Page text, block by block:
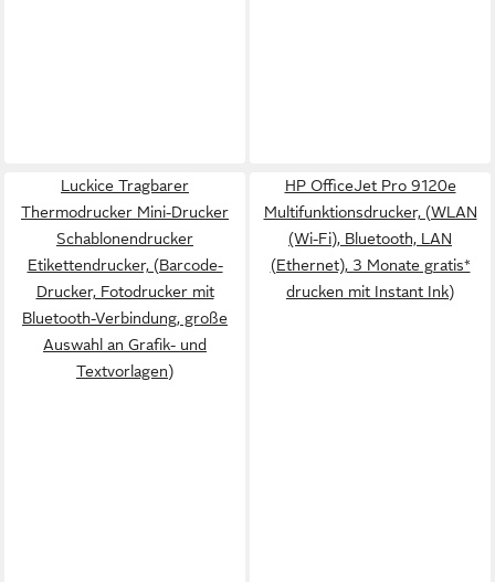
Luckice Tragbarer
Thermodrucker Mini-Drucker
Schablonendrucker
Etikettendrucker, (Barcode-
Drucker, Fotodrucker mit
Bluetooth-Verbindung, große
Auswahl an Grafik- und
Textvorlagen)
HP OfficeJet Pro 9120e
Multifunktionsdrucker, (WLAN
(Wi-Fi), Bluetooth, LAN
(Ethernet), 3 Monate gratis*
drucken mit Instant Ink)